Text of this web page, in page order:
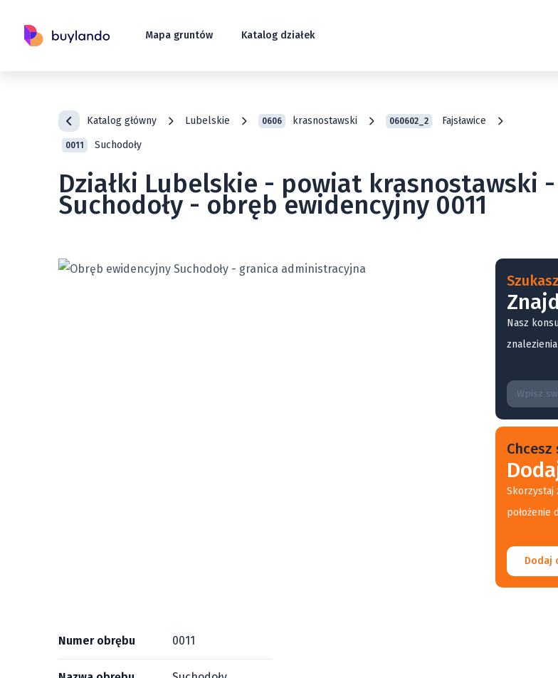
Mapa gruntów Katalog działek
Katalog główny Lubelskie 0606 krasnostawski 060602_2 Fajsławice
0011 Suchodoły
Działki Lubelskie - powiat krasnostawski -
Suchodoły - obręb ewidencyjny 0011
Nasz
Skorzystaj
położenie
Dodaj
Numer obrębu 0011